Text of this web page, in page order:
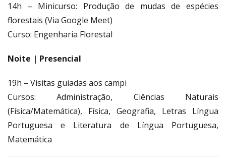
14h – Minicurso: Produção de mudas de espécies
florestais (Via Google Meet)
Curso: Engenharia Florestal
Noite | Presencial
19h – Visitas guiadas aos campi
Cursos: Administração, Ciências Naturais
(Física/Matemática), Física, Geografia, Letras Língua
Portuguesa e Literatura de Língua Portuguesa,
Matemática